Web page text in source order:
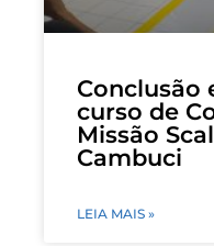
Conclusão
curso de
Missão
Cambuci
LEIA MAIS »